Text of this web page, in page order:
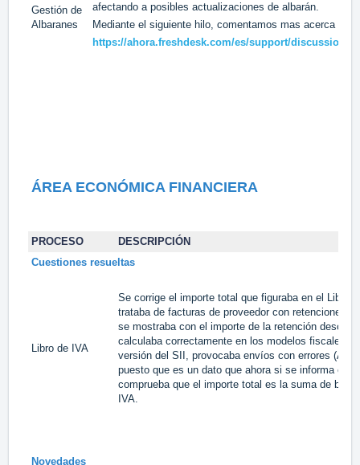
Gestión de
Albaranes
afectando a posibles actualizaciones de albarán.
Mediante el siguiente hilo, comentamos mas acerca de
https://ahora.freshdesk.com/es/support/discussions/
ÁREA ECONÓMICA FINANCIERA
PROCESO
DESCRIPCIÓN
Cuestiones resueltas
Libro de IVA
Se corrige el importe total que figuraba en el Libro
trataba de facturas de proveedor con retenciones
se mostraba con el importe de la retención
calculaba correctamente en los modelos fiscales,
versión del SII, provocaba envíos con errores
puesto que es un dato que ahora si se informa en
comprueba que el importe total es la suma de
IVA.
Novedades